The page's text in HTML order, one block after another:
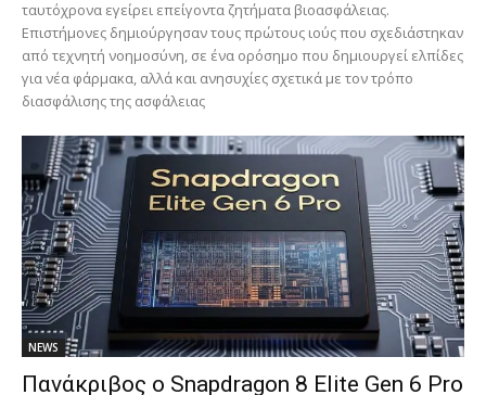
ταυτόχρονα εγείρει επείγοντα ζητήματα βιοασφάλειας.
Επιστήμονες δημιούργησαν τους πρώτους ιούς που σχεδιάστηκαν
από τεχνητή νοημοσύνη, σε ένα ορόσημο που δημιουργεί ελπίδες
για νέα φάρμακα, αλλά και ανησυχίες σχετικά με τον τρόπο
διασφάλισης της ασφάλειας
NEWS
Πανάκριβος ο Snapdragon 8 Elite Gen 6 Pro